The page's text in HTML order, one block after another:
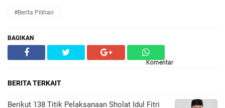
#Berita Pilihan
BAGIKAN
Komentar
BERITA TERKAIT
Berikut 138 Titik Pelaksanaan Sholat Idul Fitri